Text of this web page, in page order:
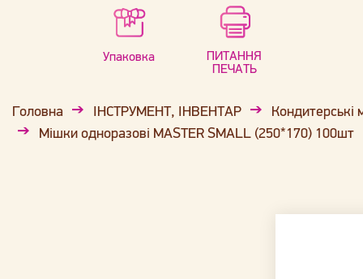
Упаковка
ПИТАННЯ
ПЕЧАТЬ
Головна ІНСТРУМЕНТ, ІНВЕНТАР
Кондитерські
Мішки одноразові MASTER SMALL (250*170) 100шт